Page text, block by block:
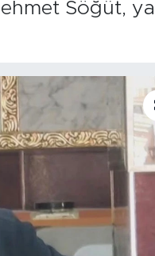
Söğüt,